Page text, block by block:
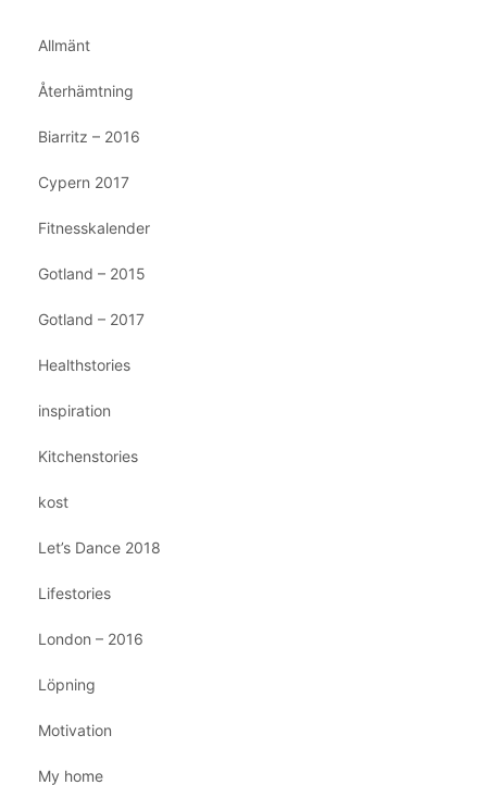
Allmänt
Återhämtning
Biarritz – 2016
Cypern 2017
Fitnesskalender
Gotland – 2015
Gotland – 2017
Healthstories
inspiration
Kitchenstories
kost
Let’s Dance 2018
Lifestories
London – 2016
Löpning
Motivation
My home